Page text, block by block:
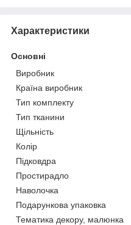
Характеристики
Основні
Виробник
Країна виробник
Тип комплекту
Тип тканини
Щільність
Колір
Підковдра
Простирадло
Наволочка
Подарункова упаковка
Тематика декору, малюнка